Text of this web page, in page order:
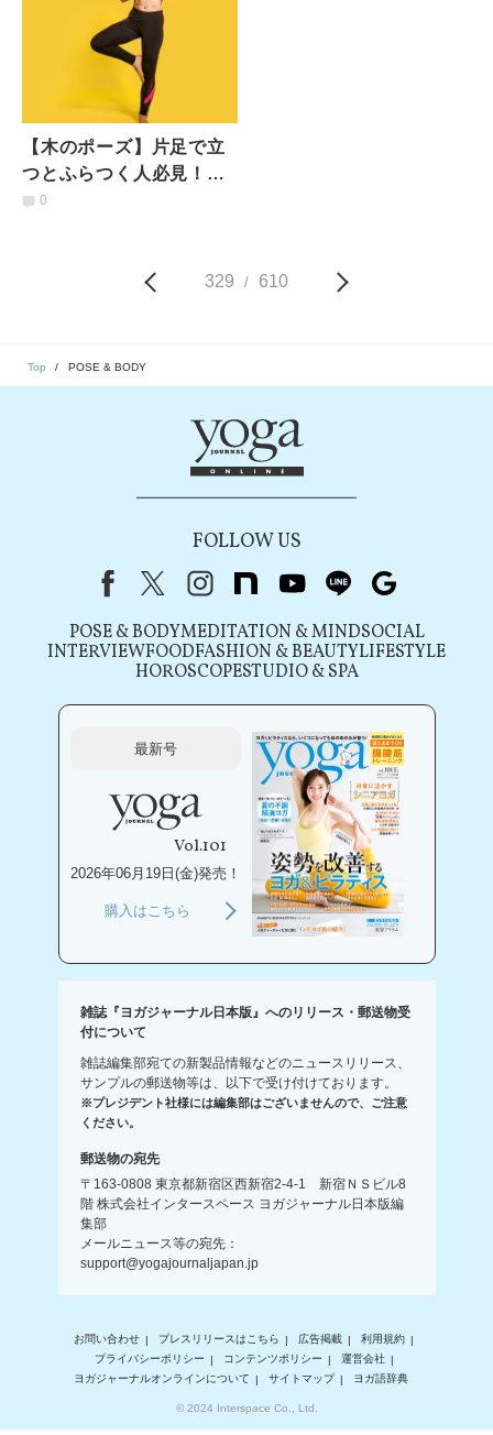
【木のポーズ】片足で立
つとふらつく人必見！同
じく苦手だった私が即で
0
329 / 610
Top POSE & BODY
FOLLOW US
FacebookX（旧Twitter）
instagram
note youtubeline
POSE & BODYMEDITATION & MINDSOCIAL
INTERVIEWFOODFASHION & BEAUTYLIFESTYLE
HOROSCOPESTUDIO & SPA
最新号
Vol.101
2026年06月19日(金)発売！
購入はこちら
雑誌『ヨガジャーナル日本版』へのリリース・郵送物受
付について
雑誌編集部宛ての新製品情報などのニュースリリース、
サンプルの郵送物等は、以下で受け付けております。
※プレジデント社様には編集部はございませんので、ご注意
ください。
郵送物の宛先
〒163-0808 東京都新宿区西新宿2-4-1 新宿ＮＳビル8
階 株式会社インタースペース ヨガジャーナル日本版編
集部
メールニュース等の宛先：
support@yogajournaljapan.jp
お問い合わせ プレスリリースはこちら 広告掲載
利用規約
プライバシーポリシー
コンテンツポリシー
運営会社
ヨガジャーナルオンラインについて
サイトマップ ヨガ語辞典
© 2024 Interspace Co., Ltd.